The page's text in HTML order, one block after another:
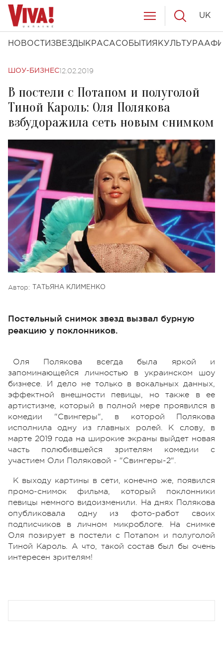
НОВОСТИ ЗВЕЗДЫ КРАСАСОБЫТИЯ КУЛЬТУРА
UK
ШОУ-БИЗНЕС12.02.2019
В постели с Потапом и полуголой
Тиной Кароль: Оля Полякова
взбудоражила сеть новым снимком
Автор: ТАТЬЯНА КЛИМЕНКО
Постельный снимок звезд вызвал бурную
реакцию у поклонников.
Оля Полякова всегда была яркой и
запоминающейся личностью в украинском шоу
бизнесе. И дело не только в вокальных данных,
эффектной внешности певицы, но также в ее
артистизме, который в полной мере проявился в
комедии "Свингеры", в которой Полякова
исполнила одну из главных ролей. К слову, в
марте 2019 года на широкие экраны выйдет новая
часть полюбившейся зрителям комедии с
участием Оли Поляковой - "Свингеры-2".
К выходу картины в сети, конечно же, появился
промо-снимок фильма, который поклонники
певицы немного видоизменили. На днях Полякова
опубликовала одну из фото-работ своих
подписчиков в личном микроблоге. На снимке
Оля позирует в постели с Потапом и полуголой
Тиной Кароль. А что, такой состав был бы очень
интересен зрителям!